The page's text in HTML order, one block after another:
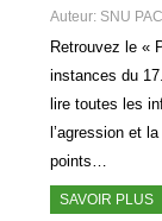
Auteur: SNU
Retrouvez le «
instances du
lire toutes les
l’agression et
points…
SAVOIR PLUS